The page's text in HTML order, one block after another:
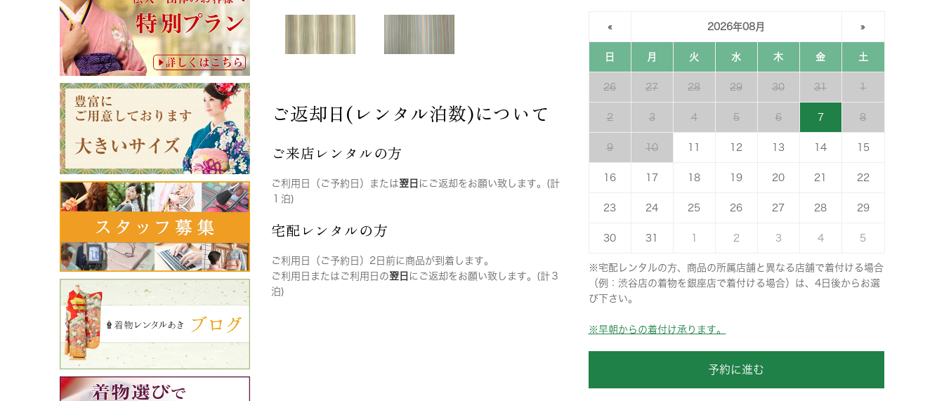
ご返却日(レンタル泊数)について
ご来店レンタルの方
ご利用日（ご予約日）または翌日 にご返却をお願い致します。(計
１泊)
宅配レンタルの方
ご利用日（ご予約日）2日前に商品が到着します。
ご利用日またはご利用日の翌日 にご返却をお願い致します。(計３
泊)
« 2026年08月 »
日 月 火 水 木 金 土
26 27 28 29 30 31 1
2 3 4 5 6 7 8
9 10 12 13 14 15
16 17 18 19 20 21 22
23 24 25 26 27 28 29
30 31 2 3 4 5
※宅配レンタルの方、商品の所属店舗と異なる店舗で着付ける場合
（例：渋谷店の着物を銀座店で着付ける場合）は、4日後からお選
び下さい。
※早朝からの着付け承ります。
予約に進む